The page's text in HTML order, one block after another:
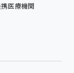
医療機関